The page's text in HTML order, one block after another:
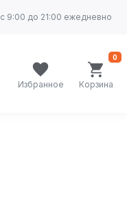
с 9:00 до 21:00 ежедневно
Избранное Корзина
0